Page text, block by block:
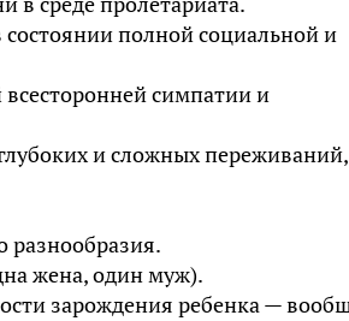
полной социальной и
симпатии и
и сложных переживаний,
разнообразия.
жена, один муж).
зарождения ребенка —